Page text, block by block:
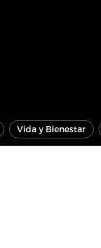
Vida y Bienestar